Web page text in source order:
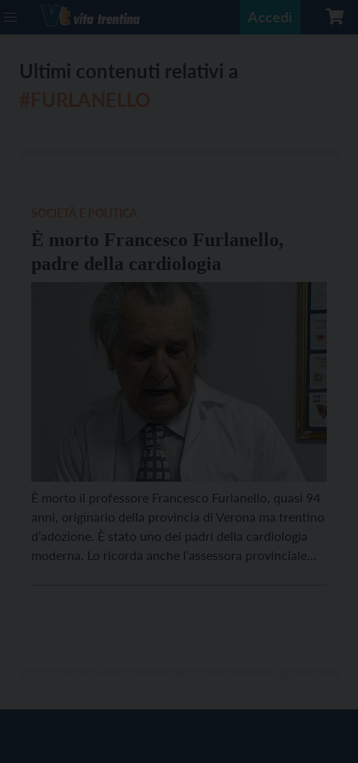
Accedi
Ultimi contenuti relativi a
È morto Francesco Furlanello,
padre della cardiologia
È morto il professore Francesco Furlanello, quasi 94
anni, originario della provincia di Verona ma trentino
d’adozione. È stato uno dei padri della cardiologia
moderna. Lo ricorda anche l’assessora provinciale